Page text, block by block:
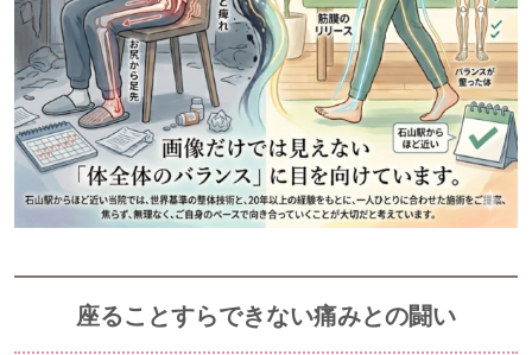
座ることすらできない痛みとの闘い